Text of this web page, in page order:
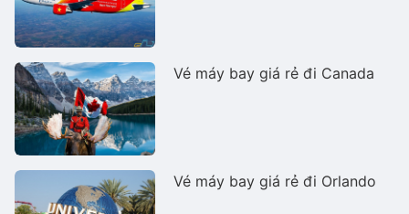
Vé máy bay giá rẻ đi Canada
Vé máy bay giá rẻ đi Orlando